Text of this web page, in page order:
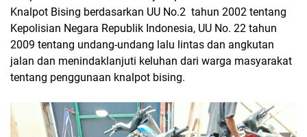
Knalpot Bising berdasarkan UU No.2 tahun 2002 tentang
Kepolisian Negara Republik Indonesia, UU No. 22 tahun
2009 tentang undang-undang lalu lintas dan angkutan
jalan dan menindaklanjuti keluhan dari warga masyarakat
tentang penggunaan knalpot bising.